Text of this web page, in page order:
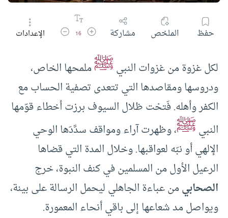
حفظ الملخص مشاركة زيادة حجم الخط
16 تقليل حجم الخط
الإعدادات
لكل غزوة من غزوات النبيﷺملمحها الخاص،
ودروسها ومقاصدها التي تتعدى تصفية الحساب مع
الكفر وأهله. فَتحْت ظلال السيوف برزت أخطاء قوّمها
النبيﷺ، وظهرت آراء ومواقف سدَّدَها الوحي
الإلهي أو نبّه لعواقبها. وخلال المدة التي قضاها
الرعيل الأول من المسلمين في كنف النبوة، خرج
الصحابيمن عباءة الجاهلي ليحمل الرسالة على بينة،
ويواصل مد شعاعها إلى باقي أنحاء المعمورة.